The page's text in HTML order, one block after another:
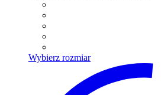
Wybierz rozmiarTen
produkt
ma
wiele